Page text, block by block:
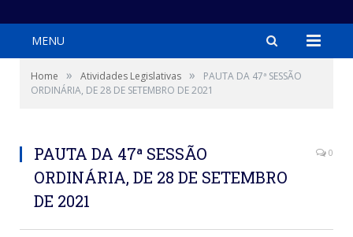
MENU
Home » Atividades Legislativas »
PAUTA DA 47ª SESSÃO
ORDINÁRIA, DE 28 DE SETEMBRO DE 2021
PAUTA DA 47ª SESSÃO
ORDINÁRIA, DE 28 DE SETEMBRO
DE 2021
0